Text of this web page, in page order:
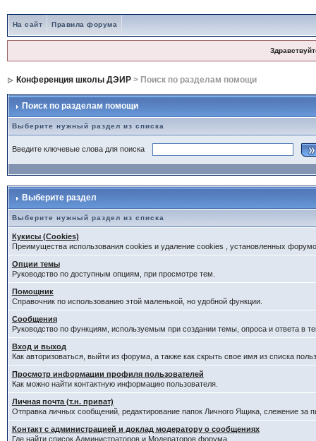
На сайт Правила форума
Конференция школы ДЭИР> Поиск по разделам помощи
Поиск по разделам помощи
Выберите нужный раздел из списка
Введите ключевые слова для поиска
Выберите раздел
Выберите нужный раздел из списка
Кукисы (Cookies)
Преимущества использования cookies и удаление cookies , установленных
Опции темы
Руководство по доступным опциям, при просмотре тем.
Помощник
Справочник по использованию этой маленькой, но удобной функции.
Сообщения
Руководство по функциям, используемым при создании темы, опроса и ответа в
Вход и выход
Как авторизоваться, выйти из форума, а также как скрыть свое имя из списка
Просмотр информации профиля пользователей
Как можно найти контактную информацию пользователя.
Личная почта (т.н. приват)
Отправка личных сообщений, редактирование папок Личного Ящика, слежение за
Контакт с администрацией и доклад модератору о сообщениях
Где найти список Администраторов и Модераторов форума.